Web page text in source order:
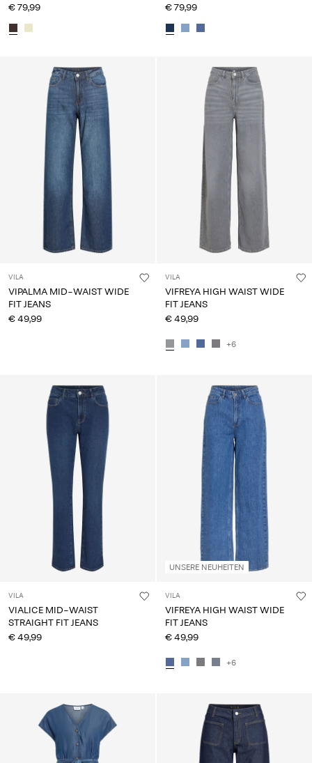
€ 79,99
€ 79,99
VILA
VIPALMA MID-WAIST WIDE
FIT JEANS
€ 49,99
VILA
VIFREYA HIGH WAIST WIDE
FIT JEANS
€ 49,99
+6
VILA
VIALICE MID-WAIST
STRAIGHT FIT JEANS
€ 49,99
UNSERE NEUHEITEN
VILA
VIFREYA HIGH WAIST WIDE
FIT JEANS
€ 49,99
+6